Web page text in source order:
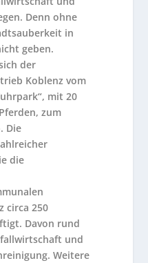
Denn ohne
in
geben.
der
Koblenz vom
mit 20
zum
Die
die
circa 250
Davon rund
und
Weitere